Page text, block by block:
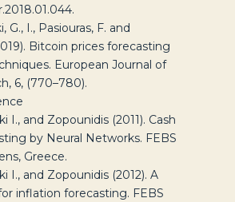
G., I., Pasiouras, F. and
Bitcoin prices forecasting
European Journal of
6, (770–780).
I., and Zopounidis (2011). Cash
by Neural Networks. FEBS
Greece.
I., and Zopounidis (2012). A
inflation forecasting. FEBS